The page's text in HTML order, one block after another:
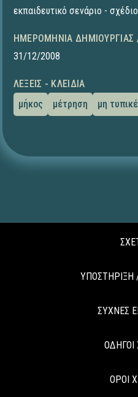
εκπαιδευτικό σενάριο -
ΗΜΕΡΟΜΗΝΊΑ
31/12/2008
ΛΈΞΕΙΣ - ΚΛΕΙΔΙΆ
μήκος
μέτρηση μη
ΥΠΟΣΤΗΡΙΞΗ
ΣΥΧΝΕΣ
ΟΡΟΙ